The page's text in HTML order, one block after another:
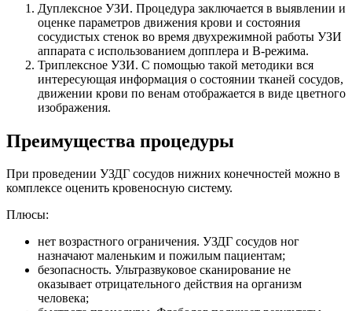
Дуплексное УЗИ. Процедура заключается в выявлении и
оценке параметров движения крови и состояния
сосудистых стенок во время двухрежимной работы УЗИ
аппарата с использованием допплера и В-режима.
Триплексное УЗИ. С помощью такой методики вся
интересующая информация о состоянии тканей сосудов,
движении крови по венам отображается в виде цветного
изображения.
Преимущества процедуры
При проведении УЗДГ сосудов нижних конечностей можно в
комплексе оценить кровеносную систему.
Плюсы:
нет возрастного ограничения. УЗДГ сосудов ног
назначают маленьким и пожилым пациентам;
безопасность. Ультразвуковое сканирование не
оказывает отрицательного действия на организм
человека;